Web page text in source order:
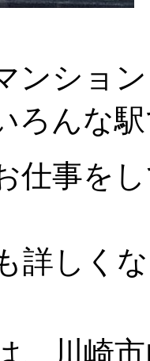
ンショ
ろんな
仕事を
詳しく
、川崎